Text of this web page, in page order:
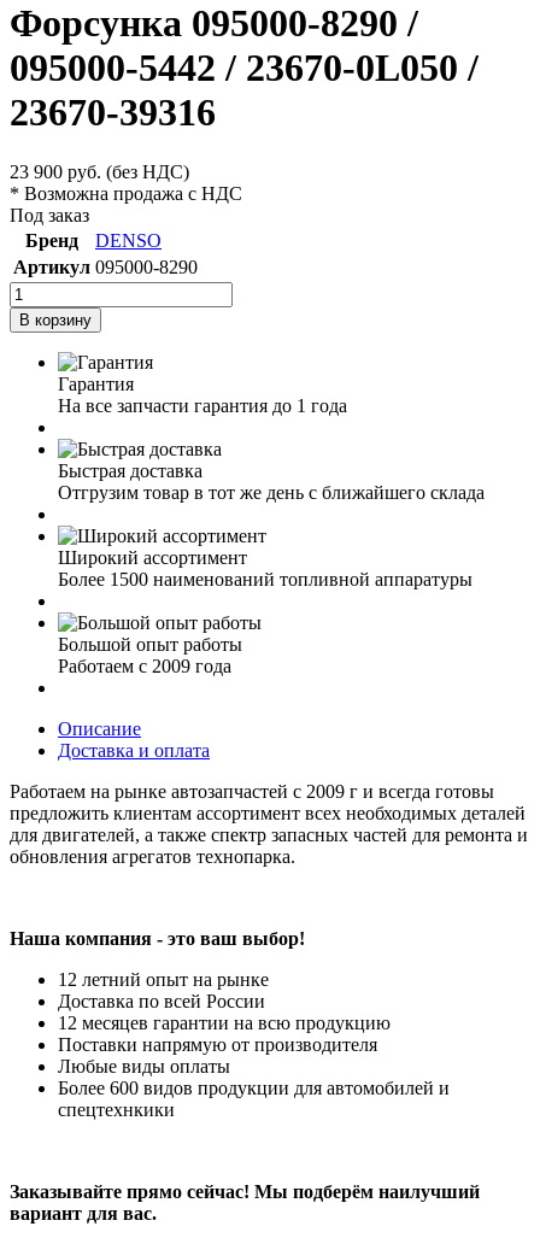
Форсунка 095000-8290 /
095000-5442 / 23670-0L050 /
23670-39316
23 900 руб. (без НДС)
* Возможна продажа с НДС
Под заказ
Бренд
DENSO
Артикул 095000-8290
В корзину
Гарантия
На все запчасти гарантия до 1 года
Быстрая доставка
Отгрузим товар в тот же день с ближайшего склада
Широкий ассортимент
Более 1500 наименований топливной аппаратуры
Большой опыт работы
Работаем с 2009 года
Описание
Доставка и оплата
Работаем на рынке автозапчастей с 2009 г и всегда готовы
предложить клиентам ассортимент всех необходимых деталей
для двигателей, а также спектр запасных частей для ремонта и
обновления агрегатов технопарка.
Наша компания - это ваш выбор!
12 летний опыт на рынке
Доставка по всей России
12 месяцев гарантии на всю продукцию
Поставки напрямую от производителя
Любые виды оплаты
Более 600 видов продукции для автомобилей и
спецтехнкики
Заказывайте прямо сейчас! Мы подберём наилучший
вариант для вас.